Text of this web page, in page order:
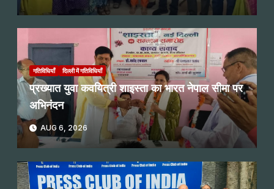
गतिविधियाँ दिल्ली में गतिविधियाँ
प्रख्यात युवा कवयित्री शाइस्ता का भारत नेपाल सीमा पर
अभिनंदन
AUG 6, 2026